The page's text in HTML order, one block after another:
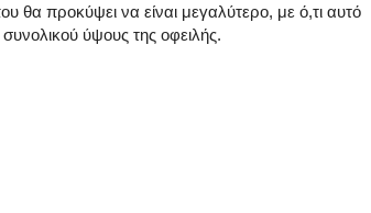
θα προκύψει να είναι μεγαλύτερο, με ό,τι αυτό
ύψους της οφειλής.